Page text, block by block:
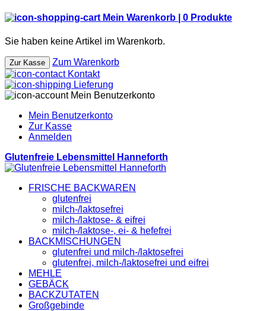
Mein Warenkorb | 0 Produkte
Sie haben keine Artikel im Warenkorb.
Zur Kasse
Zum Warenkorb
Kontakt
Lieferung
Mein Benutzerkonto
Mein Benutzerkonto
Zur Kasse
Anmelden
Glutenfreie Lebensmittel Hanneforth
FRISCHE BACKWAREN
glutenfrei
milch-/laktosefrei
milch-/laktose- & eifrei
milch-/laktose-, ei- & hefefrei
BACKMISCHUNGEN
glutenfrei und milch-/laktosefrei
glutenfrei, milch-/laktosefrei und eifrei
MEHLE
GEBÄCK
BACKZUTATEN
Großgebinde